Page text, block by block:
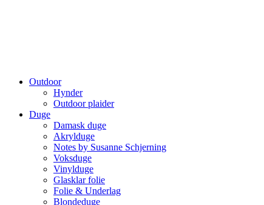
Outdoor
Hynder
Outdoor plaider
Duge
Damask duge
Akrylduge
Notes by Susanne Schjerning
Voksduge
Vinylduge
Glasklar folie
Folie & Underlag
Blondeduge